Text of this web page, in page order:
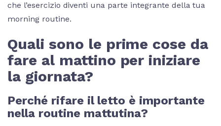
che l’esercizio diventi una parte integrante della tua
morning routine.
Quali sono le prime cose da
fare al mattino per iniziare
la giornata?
Perché rifare il letto è importante
nella routine mattutina?